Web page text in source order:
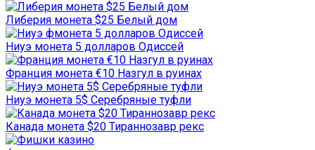
Либерия монета $25 Белый дом
Ниуэ монета 5 долларов Одиссей
Франция монета €10 Назгул в руинах
Ниуэ монета 5$ Серебряные туфли
Канада монета $20 Тираннозавр рекс